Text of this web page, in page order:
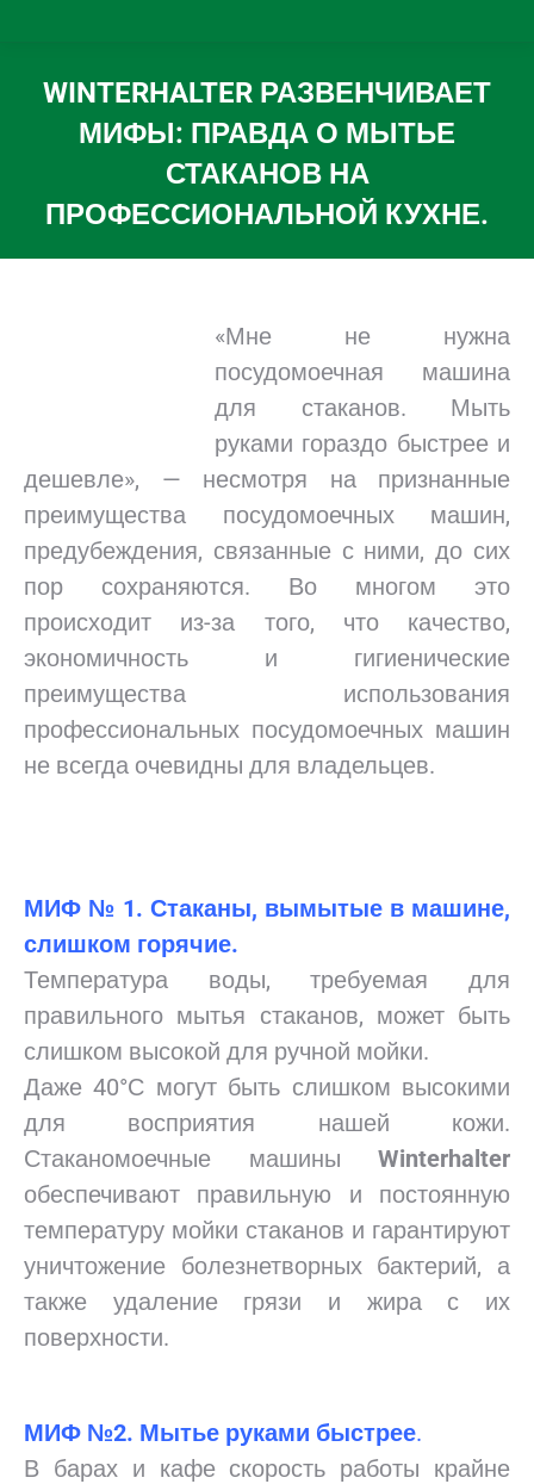
WINTERHALTER РАЗВЕНЧИВАЕТ
МИФЫ: ПРАВДА О МЫТЬЕ
СТАКАНОВ НА
ПРОФЕССИОНАЛЬНОЙ КУХНЕ.
Вы здесь:
«Мне не нужна
посудомоечная машина
для стаканов. Мыть
руками гораздо быстрее и
дешевле», — несмотря на признанные
преимущества посудомоечных машин,
предубеждения, связанные с ними, до сих
пор сохраняются. Во многом это
происходит из-за того, что качество,
экономичность и гигиенические
преимущества использования
профессиональных посудомоечных машин
не всегда очевидны для владельцев.
МИФ № 1. Стаканы, вымытые в машине,
слишком горячие.
Температура воды, требуемая для
правильного мытья стаканов, может быть
слишком высокой для ручной мойки.
Даже 40°С могут быть слишком высокими
для восприятия нашей кожи.
Стаканомоечные машины Winterhalter
обеспечивают правильную и постоянную
температуру мойки стаканов и гарантируют
уничтожение болезнетворных бактерий, а
также удаление грязи и жира с их
поверхности.
МИФ №2. Мытье руками быстрее.
В барах и кафе скорость работы крайне